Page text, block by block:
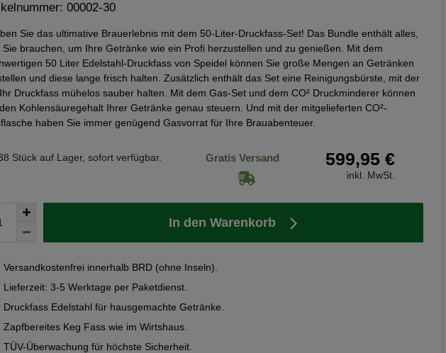
00002-30
Sie das ultimative Brauerlebnis mit dem 50-Liter-Druckfass-Set! Das Bundle enthält alles,
Sie brauchen, um Ihre Getränke wie ein Profi herzustellen und zu genießen. Mit dem
50 Liter Edelstahl-Druckfass von Speidel können Sie große Mengen an Getränken
und diese lange frisch halten. Zusätzlich enthält das Set eine Reinigungsbürste, mit der
Druckfass mühelos sauber halten. Mit dem Gas-Set und dem CO² Druckminderer können
Kohlensäuregehalt Ihrer Getränke genau steuern. Und mit der mitgelieferten CO²-
haben Sie immer genügend Gasvorrat für Ihre Brauabenteuer.
Stück auf Lager, sofort verfügbar. Gratis Versand 599,95 €
inkl. MwSt.
In den Warenkorb
Versandkostenfrei innerhalb BRD (ohne Inseln).
Lieferzeit: 3-5 Werktage per Paketdienst.
Druckfass Edelstahl für hausgemachte Getränke.
Zapfbereites Keg Fass wie im Wirtshaus.
TÜV-Überwachung für höchste Sicherheit.